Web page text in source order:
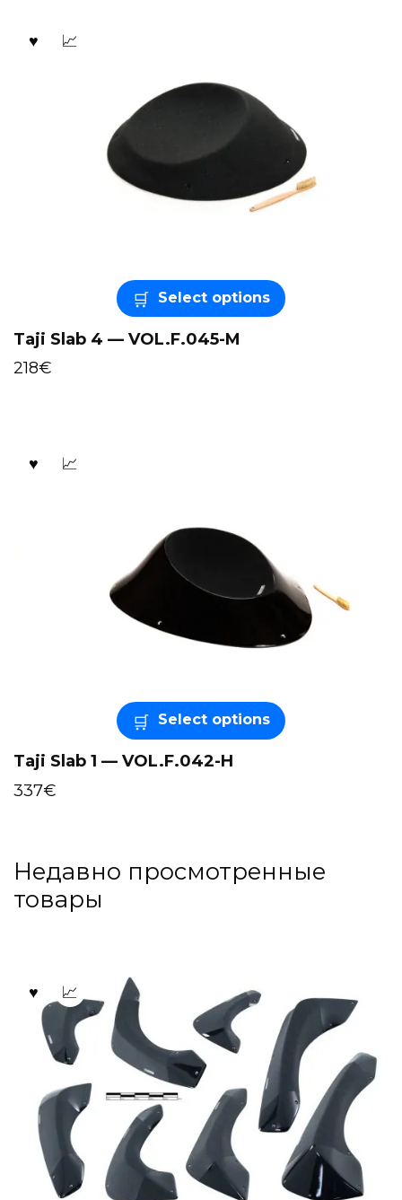
Select options
Taji Slab 4 — VOL.F.045-M
218€
Select options
Taji Slab 1 — VOL.F.042-H
337€
Недавно просмотренные
товары